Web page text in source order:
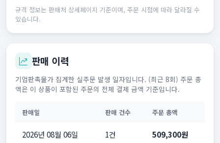
규격 정보는 판매처 상세페이지 기준이며, 주문 시점에 따라 달라질 수
있습니다.
판매 이력
기업판촉물가 집계한 실주문 발생 일자입니다. (최근 8회) 주문 총
액은 이 상품이 포함된 주문의 전체 결제 금액 기준입니다.
판매일 판매 건수 주문 총액
2026년 08월 06일 1건 509,300원